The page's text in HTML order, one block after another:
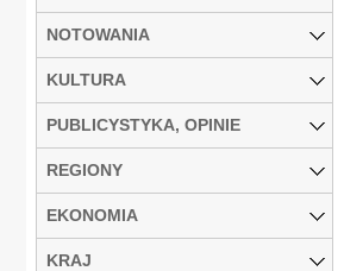
NOTOWANIA
KULTURA
PUBLICYSTYKA, OPINIE
REGIONY
EKONOMIA
KRAJ